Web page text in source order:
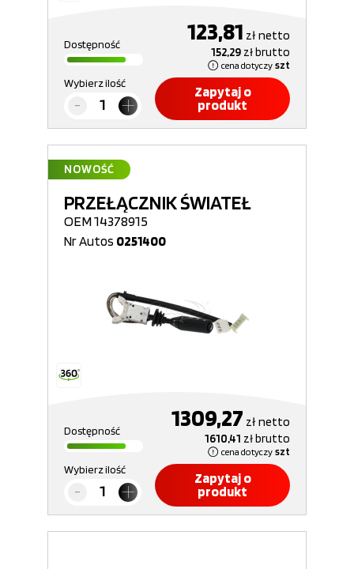
Dostępność 123,81 złnetto
152,29 złbrutto
cena dotyczy szt
Wybierz ilość
Zapytaj o
produkt
NOWOŚĆ
PRZEŁĄCZNIK ŚWIATEŁ
OEM 14378915
Nr Autos 0251400
Dostępność 1309,27 złnetto
1610,41 złbrutto
cena dotyczy szt
Wybierz ilość
Zapytaj o
produkt